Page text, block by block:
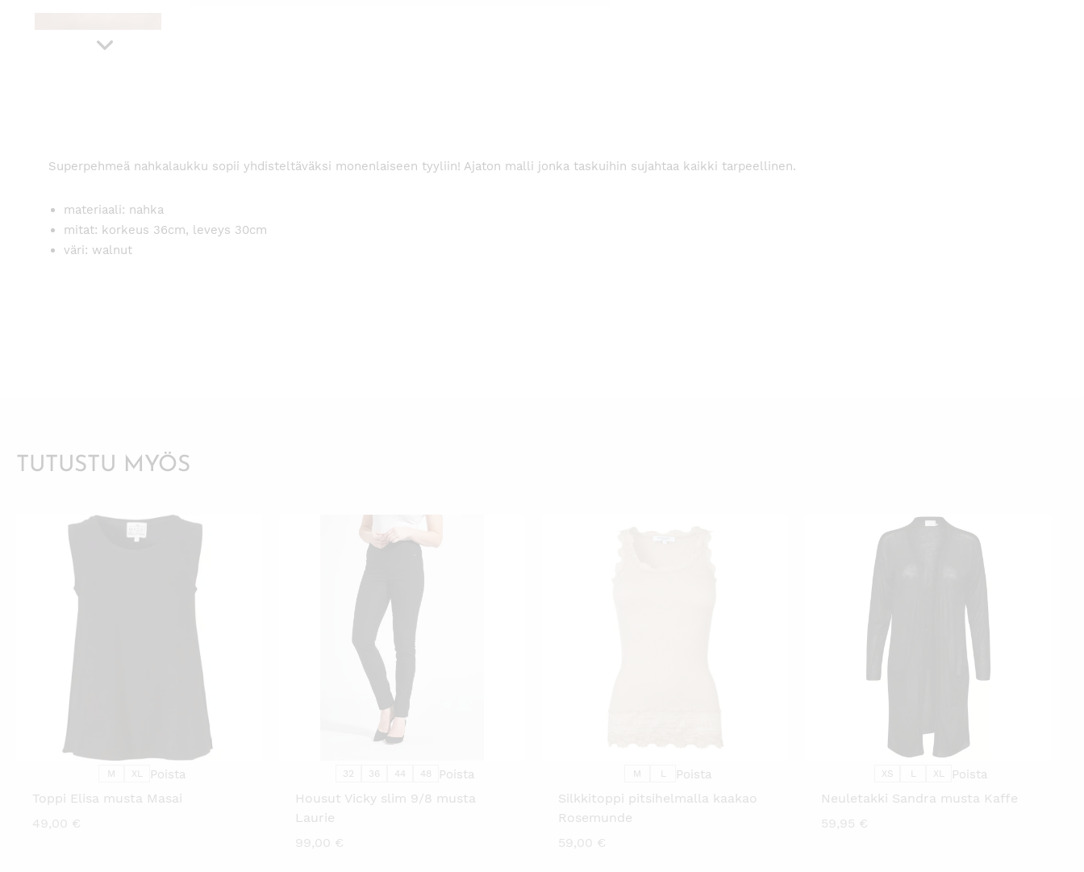
Superpehmeä nahkalaukku sopii yhdisteltäväksi monenlaiseen tyyliin! Ajaton malli jonka taskuihin sujahtaa kaikki tarpeellinen.
materiaali: nahka
mitat: korkeus 36cm, leveys 30cm
väri: walnut
TUTUSTU MYÖS
TÄLLÄ
TUOTTEELLA
USEAMPI
MUUNNELMA.
VALINNAT
TUOTTEEN
SIVULLA.
M XL Poista
Toppi Elisa musta Masai
49,00 €
SIVULLA.
32 36 44 48 Poista
Housut Vicky slim 9/8 musta
Laurie
99,00 €
VALINNAT
SIVULLA.
M L Poista
Silkkitoppi pitsihelmalla kaakao
Rosemunde
59,00 €
TÄLLÄ
TUOTTEELLA
ON
TEHDÄ
VALINNAT
TUOTTEEN
SIVULLA.
XS L XL Poista
Neuletakki Sandra musta Kaffe
59,95 €